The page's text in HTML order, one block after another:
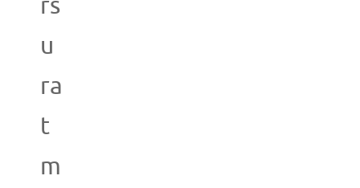
u
ra
t
m